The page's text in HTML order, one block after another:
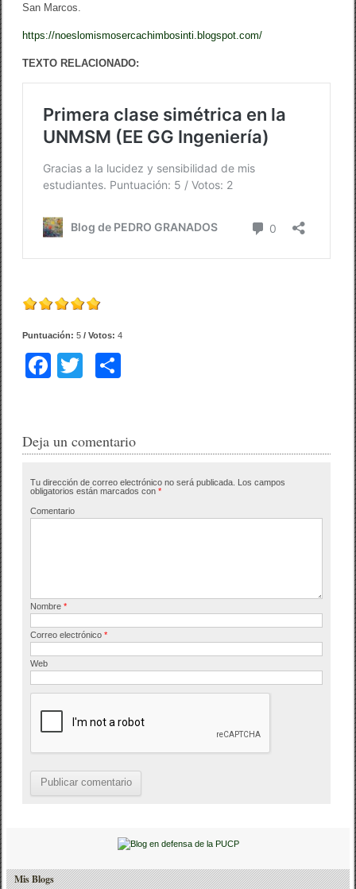
San Marcos.
https://noeslomismosercachimbosinti.blogspot.com/
TEXTO RELACIONADO:
Puntuación:5 / Votos:4
F
e
o
o
er p
tir
Deja un comentario
Tu dirección de correo electrónico no será publicada. Los campos
obligatorios están marcados con*
Comentario
Nombre*
Correo electrónico*
Web
Mis Blogs